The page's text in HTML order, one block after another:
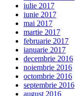
iulie 2017
iunie 2017
mai 2017
martie 2017
februarie 2017
ianuarie 2017
decembrie 2016
noiembrie 2016
octombrie 2016
septembrie 2016
august 2016